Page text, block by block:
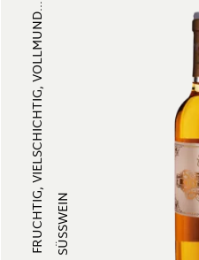
FRUCHTIG, VIELSCHICHTIG, VOLLMUND...SÜSSWEIN